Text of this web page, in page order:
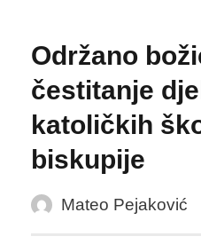
Održano
čestitanje
katoličkih
biskupije
Mateo Pejaković